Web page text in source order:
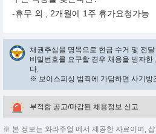
-휴무 외 , 2개월에 1주 휴가요청가능
채권추심을 명목으로 현금 수거 및 전
비밀번호를 요구할 경우 채용을 빙자한
다.
※ 보이스피싱 범죄에 가담하면 사기방
부적합 공고/마감된 채용정보 신고
※ 본 정보는 와라주얼 에서 제공한 자료이며,